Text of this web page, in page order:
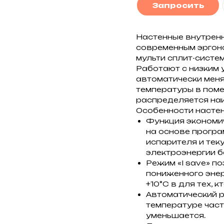
Запросить
Настенные
современным
мульти сплит-
Работают с
автоматически
температуры в
распределяется
Особенности
Функция
на основе
испарителя и
электроэнергии
Режим «I save»
пониженного
+10°С в для тех,
Автоматический
температуре
уменьшается.